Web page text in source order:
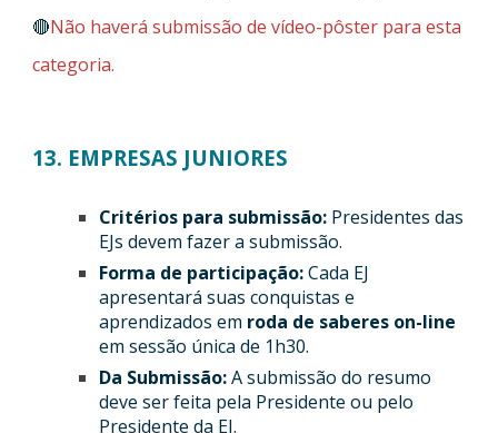
🔴Não haverá submissão de vídeo-pôster para esta
categoria.
13. EMPRESAS JUNIORES
Critérios para submissão: Presidentes das
EJs devem fazer a submissão.
Forma de participação:Cada EJ
apresentará suas conquistas e
aprendizados em roda de saberes on-line
em sessão única de 1h30.
Da Submissão:A submissão do resumo
deve ser feita pela Presidente ou pelo
Presidente da EJ.